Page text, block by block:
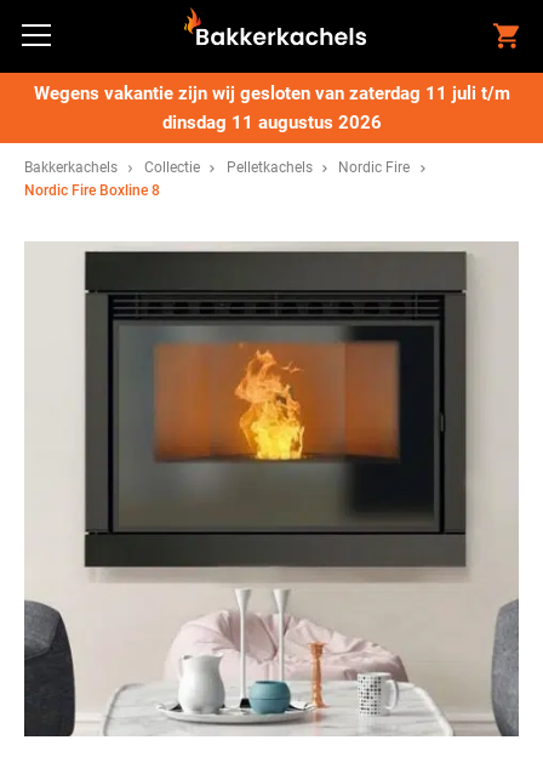
Wegens vakantie zijn wij gesloten van zaterdag 11 juli t/m
dinsdag 11 augustus 2026
Bakkerkachels Collectie Pelletkachels
Nordic Fire
Nordic Fire Boxline 8